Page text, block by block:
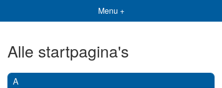
Menu +
Alle startpagina's
A